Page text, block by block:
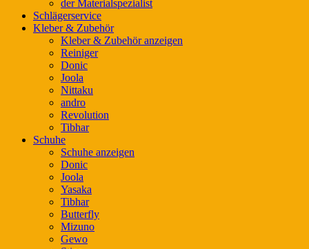
der Materialspezialist
Schlägerservice
Kleber & Zubehör
Kleber & Zubehör anzeigen
Reiniger
Donic
Joola
Nittaku
andro
Revolution
Tibhar
Schuhe
Schuhe anzeigen
Donic
Joola
Yasaka
Tibhar
Butterfly
Mizuno
Gewo